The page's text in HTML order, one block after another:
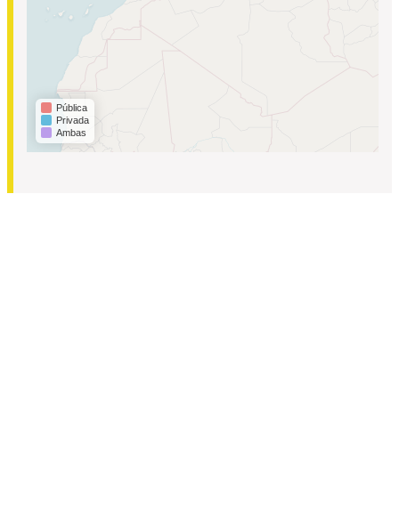
Pública
Privada
Ambas